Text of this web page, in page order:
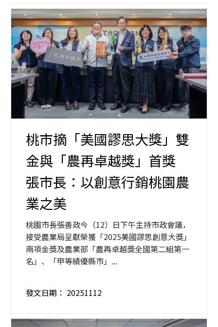
桃市摘「美國謬思大獎」雙
金與「農再卓越獎」首獎
張市長：以創意行銷桃園農
業之美
桃園市長張善政今（12）日下午主持市政會議，
接受農業局呈獻榮獲「2025美國謬思創意大獎」
兩項金獎及農業部「農再卓越獎全國第二組第一
名」、「甲等績優縣市」...
發文日期： 20251112